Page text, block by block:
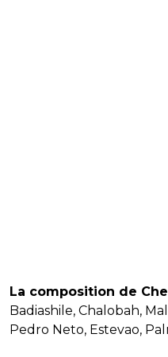
La composition de
Badiashile, Chalobah,
Pedro Neto, Estevao,